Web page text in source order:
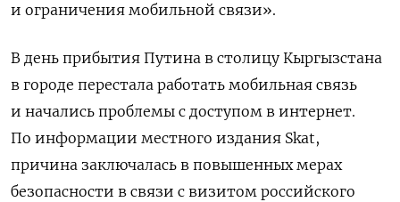
и ограничения мобильной связи».
В день прибытия Путина в столицу Кыргызстана
в городе перестала работать мобильная связь
и начались проблемы с доступом в интернет.
По информации местного издания Skat,
причина заключалась в повышенных мерах
безопасности в связи с визитом российского